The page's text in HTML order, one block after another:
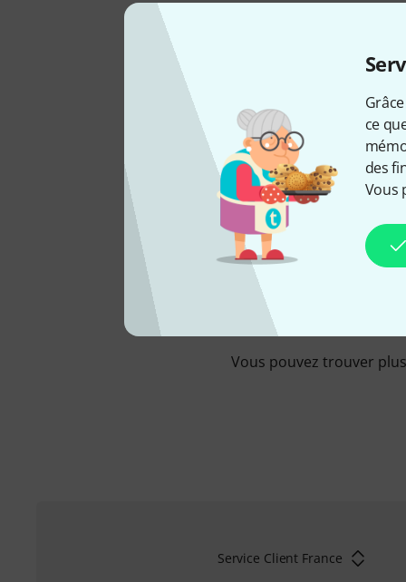
ce
des
Vous
CHEZ NOUS DEPUIS
2024
Vous pouvez trouver
Service Client France